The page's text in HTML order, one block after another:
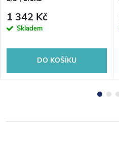
1 342 Kč
Skladem
DO KOŠÍKU